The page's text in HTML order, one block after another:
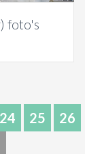
foto's
24 25
26